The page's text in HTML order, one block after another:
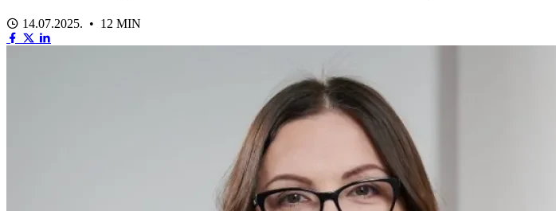
14.07.2025. • 12 MIN